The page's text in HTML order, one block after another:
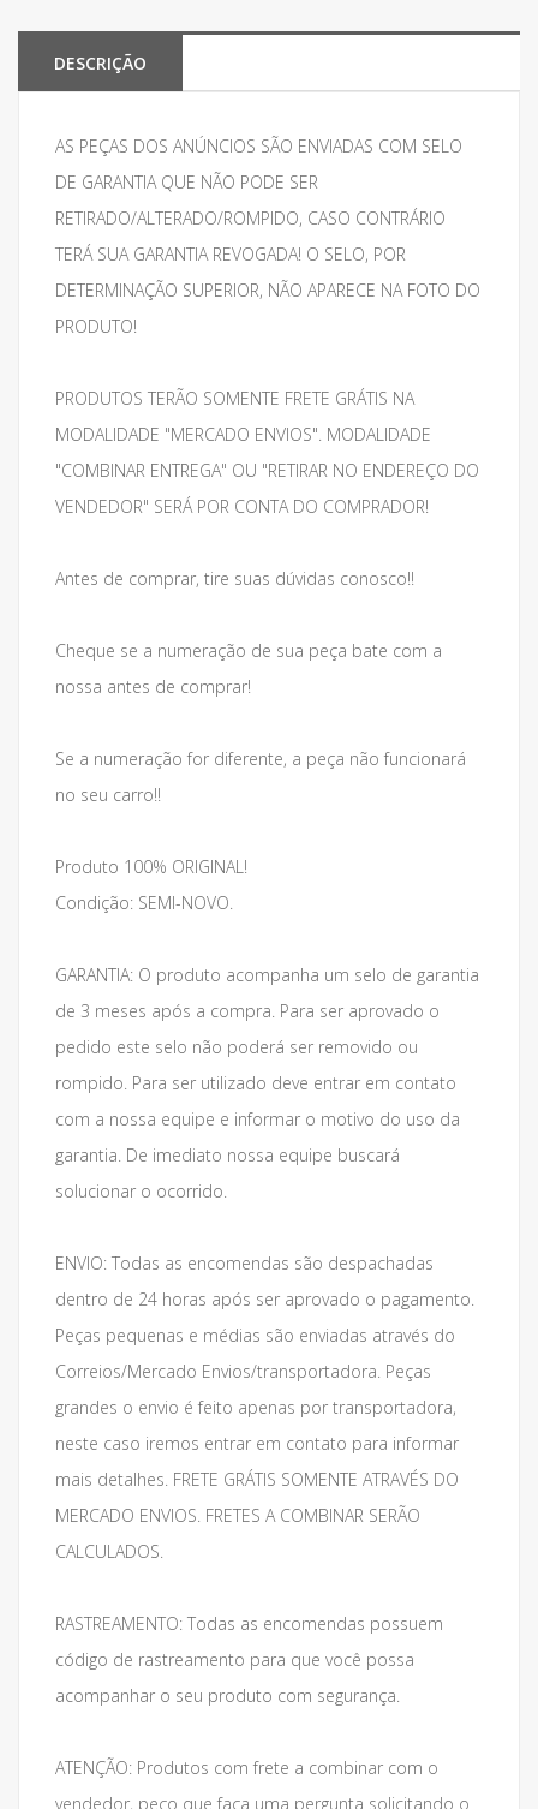
DESCRIÇÃO
AS PEÇAS DOS ANÚNCIOS SÃO ENVIADAS COM SELO
DE GARANTIA QUE NÃO PODE SER
RETIRADO/ALTERADO/ROMPIDO, CASO CONTRÁRIO
TERÁ SUA GARANTIA REVOGADA! O SELO, POR
DETERMINAÇÃO SUPERIOR, NÃO APARECE NA FOTO DO
PRODUTO!
PRODUTOS TERÃO SOMENTE FRETE GRÁTIS NA
MODALIDADE "MERCADO ENVIOS". MODALIDADE
"COMBINAR ENTREGA" OU "RETIRAR NO ENDEREÇO DO
VENDEDOR" SERÁ POR CONTA DO COMPRADOR!
Antes de comprar, tire suas dúvidas conosco!!
Cheque se a numeração de sua peça bate com a
nossa antes de comprar!
Se a numeração for diferente, a peça não funcionará
no seu carro!!
Produto 100% ORIGINAL!
Condição: SEMI-NOVO.
GARANTIA: O produto acompanha um selo de garantia
de 3 meses após a compra. Para ser aprovado o
pedido este selo não poderá ser removido ou
rompido. Para ser utilizado deve entrar em contato
com a nossa equipe e informar o motivo do uso da
garantia. De imediato nossa equipe buscará
solucionar o ocorrido.
ENVIO: Todas as encomendas são despachadas
dentro de 24 horas após ser aprovado o pagamento.
Peças pequenas e médias são enviadas através do
Correios/Mercado Envios/transportadora. Peças
grandes o envio é feito apenas por transportadora,
neste caso iremos entrar em contato para informar
mais detalhes. FRETE GRÁTIS SOMENTE ATRAVÉS DO
MERCADO ENVIOS. FRETES A COMBINAR SERÃO
CALCULADOS.
RASTREAMENTO: Todas as encomendas possuem
código de rastreamento para que você possa
acompanhar o seu produto com segurança.
ATENÇÃO: Produtos com frete a combinar com o
vendedor, peço que faça uma pergunta solicitando o